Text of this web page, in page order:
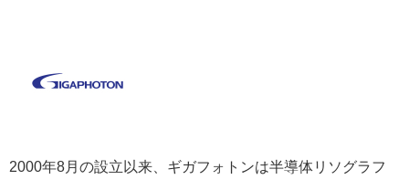
2000年8月の設立以来、ギガフォトンは半導体リソグラフ